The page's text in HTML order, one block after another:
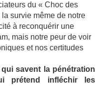
du « Choc des
survie même de notre
à reconquérir une
mais notre peur de voir
et nos certitudes
savent la pénétration
prétend infléchir les